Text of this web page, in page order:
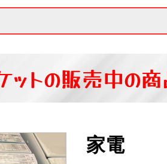
ットの販売中の
家電